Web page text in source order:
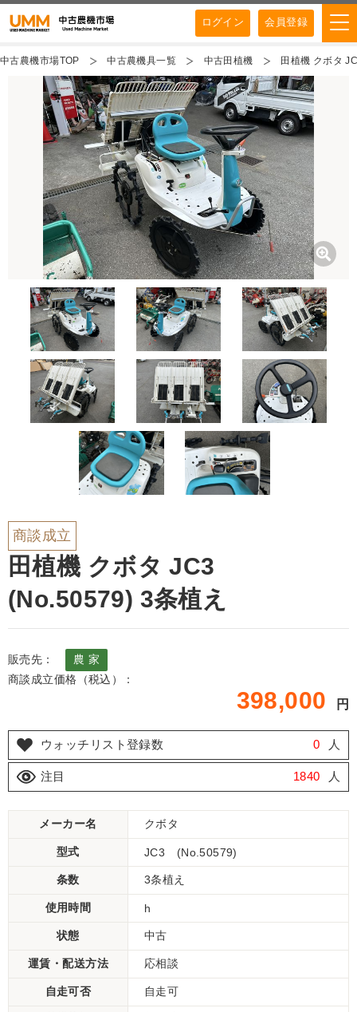
ログイン 会員登録
中古農機市場TOP 中古農機具一覧 中古田植機 田植機 クボタ
商談成立
田植機 クボタ JC3
(No.50579) 3条植え
販売先：
農 家
商談成立価格（税込）：
398,000 円
ウォッチリスト登録数 0 人
注目 1840 人
メーカー名 クボタ
型式 JC3 (No.50579)
条数 3条植え
使用時間 h
状態 中古
運賃・配送方法 応相談
自走可否 自走可